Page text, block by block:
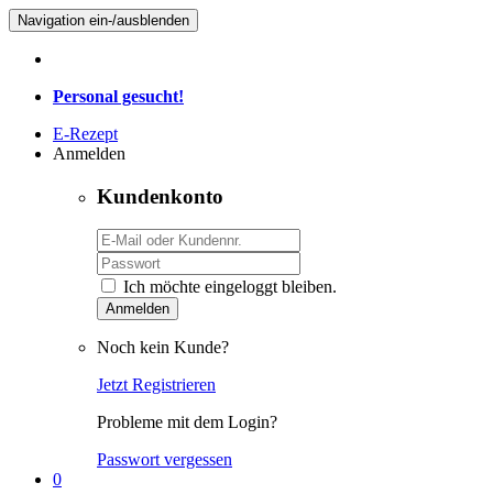
Navigation ein-/ausblenden
Personal gesucht!
E-Rezept
Anmelden
Kundenkonto
Ich möchte eingeloggt bleiben.
Anmelden
Noch kein Kunde?
Jetzt Registrieren
Probleme mit dem Login?
Passwort vergessen
0